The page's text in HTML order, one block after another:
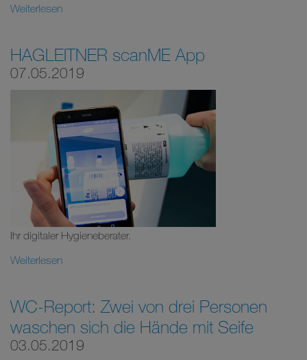
Weiterlesen
HAGLEITNER scanME App
07.05.2019
Ihr digitaler Hygieneberater.
Weiterlesen
WC-Report: Zwei von drei Personen
waschen sich die Hände mit Seife
03.05.2019